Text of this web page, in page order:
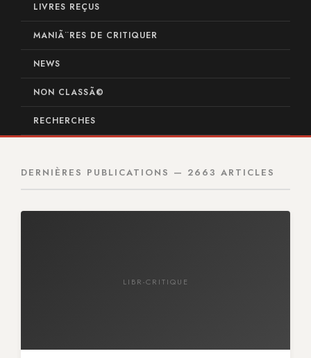
LIVRES REÇUS
MANIÃ¨RES DE CRITIQUER
NEWS
NON CLASSÃ©
RECHERCHES
DERNIÈRES PUBLICATIONS — 2663 ARTICLES
LIBR-CRITIQUE